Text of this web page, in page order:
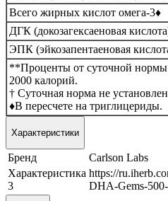
Всего жирных кислот омега-3♦
ДГК (докозагексаеновая
ЭПК (эйкозапентаеновая
**Проценты от суточной
2000 калорий.
† Суточная норма не
♦В пересчете на триглицериды.
Характеристики
Бренд
Carlson Labs
Характеристика
3
https://
DHA-Gems-